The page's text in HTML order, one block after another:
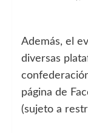
Además, el
diversas
página de
(sujeto a